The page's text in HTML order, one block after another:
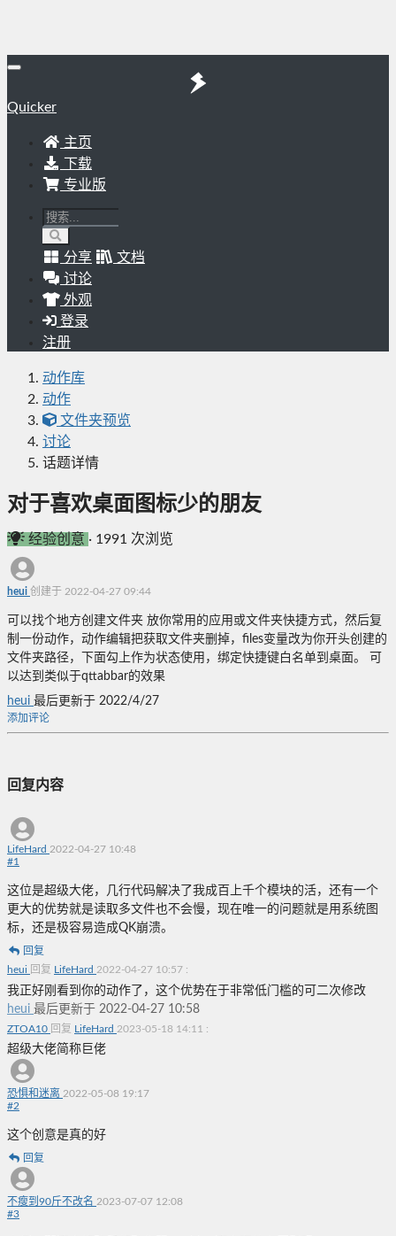
Quicker
主页
下载
专业版
分享
文档
讨论
外观
登录
注册
动作库
动作
文件夹预览
讨论
话题详情
对于喜欢桌面图标少的朋友
经验创意 · 1991 次浏览
heui 创建于 2022-04-27 09:44
可以找个地方创建文件夹 放你常用的应用或文件夹快捷方式，然后复
制一份动作，动作编辑把获取文件夹删掉，files变量改为你开头创建的
文件夹路径，下面勾上作为状态使用，绑定快捷键白名单到桌面。 可
以达到类似于qttabbar的效果
heui 最后更新于 2022/4/27
添加评论
回复内容
LifeHard 2022-04-27 10:48
#1
这位是超级大佬，几行代码解决了我成百上千个模块的活，还有一个
更大的优势就是读取多文件也不会慢，现在唯一的问题就是用系统图
标，还是极容易造成QK崩溃。
回复
heui 回复 LifeHard 2022-04-27 10:57 :
我正好刚看到你的动作了，这个优势在于非常低门槛的可二次修改
heui 最后更新于 2022-04-27 10:58
ZTOA10 回复 LifeHard 2023-05-18 14:11 :
超级大佬简称巨佬
恐惧和迷离 2022-05-08 19:17
#2
这个创意是真的好
回复
不瘦到90斤不改名 2023-07-07 12:08
#3